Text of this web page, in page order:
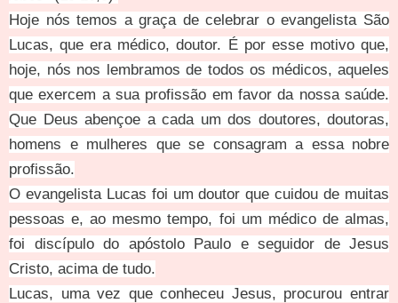
Hoje nós temos a graça de celebrar o evangelista São
Lucas, que era médico, doutor. É por esse motivo que,
hoje, nós nos lembramos de todos os médicos, aqueles
que exercem a sua profissão em favor da nossa saúde.
Que Deus abençoe a cada um dos doutores, doutoras,
homens e mulheres que se consagram a essa nobre
profissão.
O evangelista Lucas foi um doutor que cuidou de muitas
pessoas e, ao mesmo tempo, foi um médico de almas,
foi discípulo do apóstolo Paulo e seguidor de Jesus
Cristo, acima de tudo.
Lucas, uma vez que conheceu Jesus, procurou entrar